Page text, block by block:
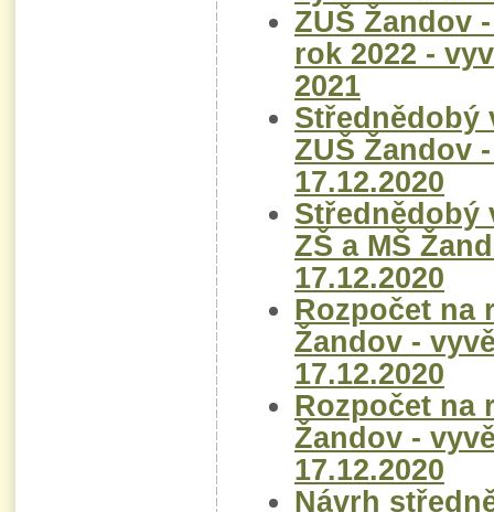
ZUŠ Žandov
rok 2022 -
2021
Střednědobý
ZUŠ Žandov
17.12.2020
Střednědobý
ZŠ a MŠ
17.12.2020
Rozpočet na
Žandov -
17.12.2020
Rozpočet na
Žandov -
17.12.2020
Návrh